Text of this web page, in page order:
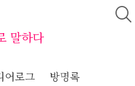
말하다
어로그 방명록